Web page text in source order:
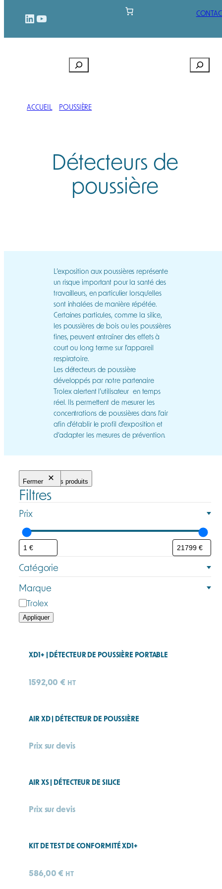
LinkedIn
YouTube
Rechercher
ACCUEIL POUSSIÈRE
Détecteurs de
poussière
L’exposition aux poussières représente
un risque important pour la santé des
travailleurs, en particulier lorsqu’elles
sont inhalées de manière répétée.
Certaines particules, comme la silice,
les poussières de bois ou les poussières
fines, peuvent entraîner des effets à
court ou long terme sur l’appareil
respiratoire.
Les détecteurs de poussière
développés par notre partenaire
Trolex alertent l’utilisateur en temps
réel. Ils permettent de mesurer les
concentrations de poussières dans l’air
afin d’établir le profil d’exposition et
d’adapter les mesures de prévention.
Filtrer les produits
Fermer
Filtres
Prix
Catégorie
C
a
t
é
Marque
M
a
Trolex
Appliquer
XD1+ | DÉTECTEUR DE POUSSIÈRE PORTABLE
1592,00 € HT
AIR XD | DÉTECTEUR DE POUSSIÈRE
Prix sur devis
AIR XS | DÉTECTEUR DE SILICE
Prix sur devis
KIT DE TEST DE CONFORMITÉ XD1+
586,00 € HT